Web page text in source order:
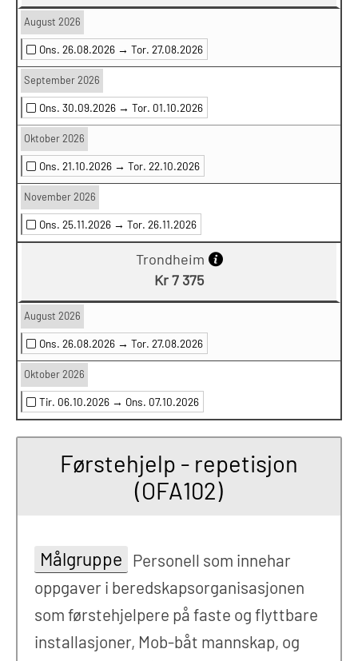
August 2026
Ons. 26.08.2026 → Tor. 27.08.2026
September 2026
Ons. 30.09.2026 → Tor. 01.10.2026
Oktober 2026
Ons. 21.10.2026 → Tor. 22.10.2026
November 2026
Ons. 25.11.2026 → Tor. 26.11.2026
Trondheim
Kr 7 375
August 2026
Ons. 26.08.2026 → Tor. 27.08.2026
Oktober 2026
Tir. 06.10.2026 → Ons. 07.10.2026
Førstehjelp - repetisjon
(OFA102)
Målgruppe Personell som innehar
oppgaver i beredskapsorganisasjonen
som førstehjelpere på faste og flyttbare
installasjoner, Mob-båt mannskap, og